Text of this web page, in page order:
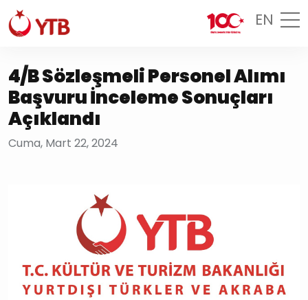
EN
4/B Sözleşmeli Personel Alımı
Başvuru İnceleme Sonuçları
Açıklandı
Cuma, Mart 22, 2024